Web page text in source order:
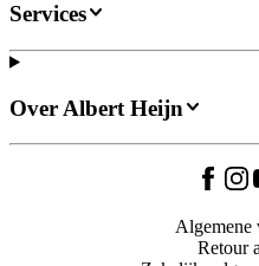
Services
Over Albert Heijn
Algemene
Retour